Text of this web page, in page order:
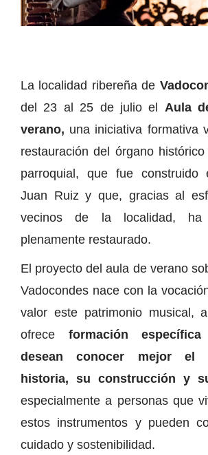
La localidad ribereña de
del 23 al 25 de julio el Aula
verano, una iniciativa formativa
restauración del órgano
parroquial, que fue construido
Juan Ruiz y que, gracias al
vecinos de la localidad,
plenamente restaurado.
El proyecto del aula de verano
Vadocondes nace con la
valor este patrimonio musical,
ofrece formación
desean conocer mejor el
historia, su construcción y
especialmente a personas que
estos instrumentos y pueden
cuidado y sostenibilidad.